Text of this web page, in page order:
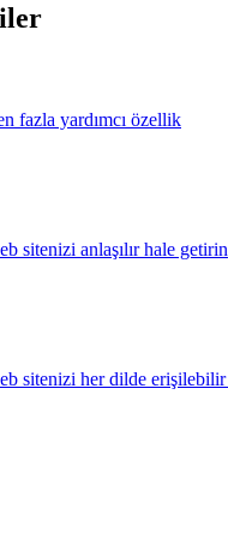
fazla yardımcı özellik
sitenizi anlaşılır hale getirin
sitenizi her dilde